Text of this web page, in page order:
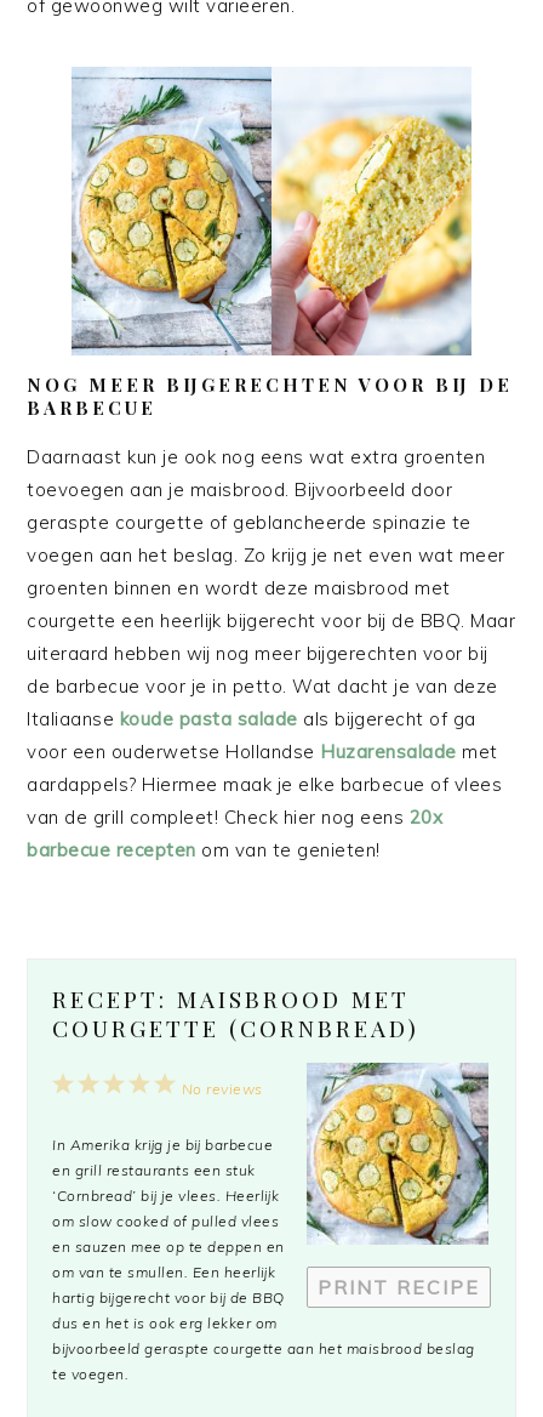
of gewoonweg wilt varieeren.
NOG MEER BIJGERECHTEN VOOR BIJ DE
BARBECUE
Daarnaast kun je ook nog eens wat extra groenten
toevoegen aan je maisbrood. Bijvoorbeeld door
geraspte courgette of geblancheerde spinazie te
voegen aan het beslag. Zo krijg je net even wat meer
groenten binnen en wordt deze maisbrood met
courgette een heerlijk bijgerecht voor bij de BBQ. Maar
uiteraard hebben wij nog meer bijgerechten voor bij
de barbecue voor je in petto. Wat dacht je van deze
Italiaanse koude pasta salade als bijgerecht of ga
voor een ouderwetse Hollandse Huzarensalade met
aardappels? Hiermee maak je elke barbecue of vlees
van de grill compleet! Check hier nog eens 20x
barbecue recepten om van te genieten!
RECEPT: MAISBROOD MET
COURGETTE (CORNBREAD)
PRINT RECIPE
5
4
3
2
1
No reviews
In Amerika krijg je bij barbecue
en grill restaurants een stuk
‘Cornbread’ bij je vlees. Heerlijk
om slow cooked of pulled vlees
en sauzen mee op te deppen en
om van te smullen. Een heerlijk
hartig bijgerecht voor bij de BBQ
dus en het is ook erg lekker om
bijvoorbeeld geraspte courgette aan het maisbrood beslag
te voegen.